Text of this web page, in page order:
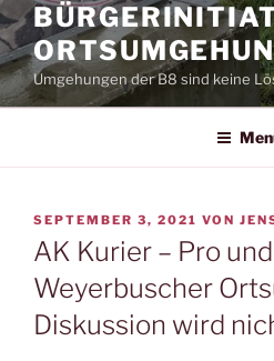
Umgehungen der B8 sind keine
VERÖFFENTLICHT
AM
SEPTEMBER 3, 2021 VON
AK Kurier – Pro
Weyerbuscher
Diskussion wird